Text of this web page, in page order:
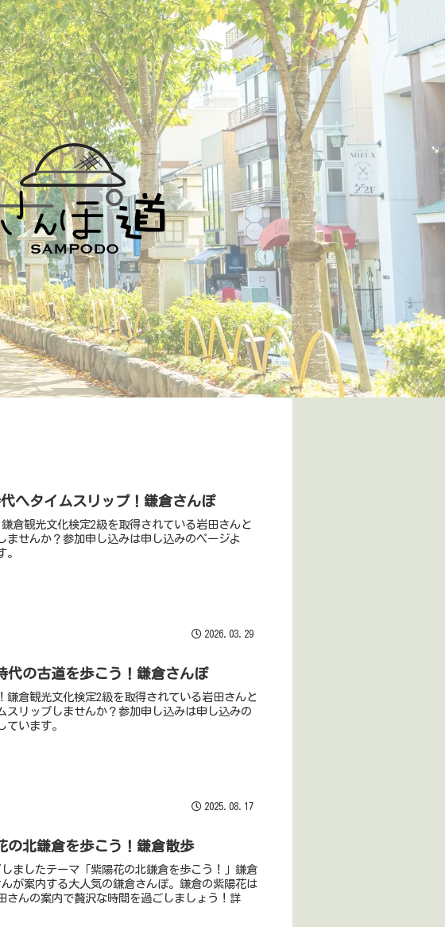
へタイムスリップ！鎌倉さんぽ
倉観光文化検定2級を取得されている岩田さんと
ませんか？参加申し込みは申し込みのページよ
。
2026.03.29
代の古道を歩こう！鎌倉さんぽ
鎌倉観光文化検定2級を取得されている岩田さんと
スリップしませんか？参加申し込みは申し込みの
ています。
2025.08.17
の北鎌倉を歩こう！鎌倉散歩
ましたテーマ「紫陽花の北鎌倉を歩こう！」鎌倉
が案内する大人気の鎌倉さんぽ。鎌倉の紫陽花は
さんの案内で贅沢な時間を過ごしましょう！詳